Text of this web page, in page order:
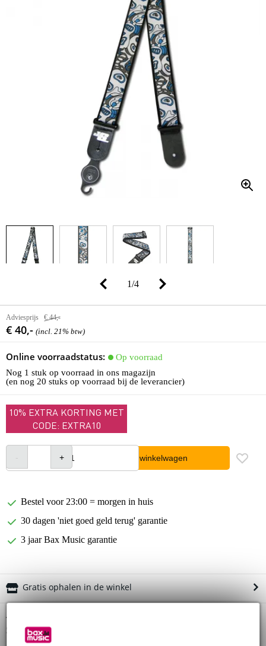
1/4
Adviesprijs € 44,-
€ 40,- (incl. 21% btw)
Online voorraadstatus:
Op voorraad
Nog 1 stuk op voorraad in ons magazijn
(en nog 20 stuks op voorraad bij de leverancier)
10% EXTRA KORTING MET
CODE: EXTRA10
In winkelwagen
Bestel voor 23:00 = morgen in huis
30 dagen 'niet goed geld terug' garantie
3 jaar Bax Music garantie
Gratis ophalen in de winkel
Twijfel je of de
Souls of Distortion